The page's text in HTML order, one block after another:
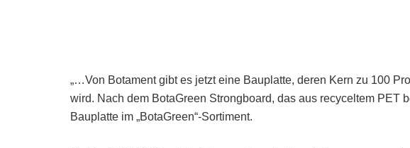
„…Von Botament gibt es jetzt eine Bauplatte, deren Kern zu 100
wird. Nach dem BotaGreen Strongboard, das aus recyceltem PET
Bauplatte im „BotaGreen“-Sortiment.